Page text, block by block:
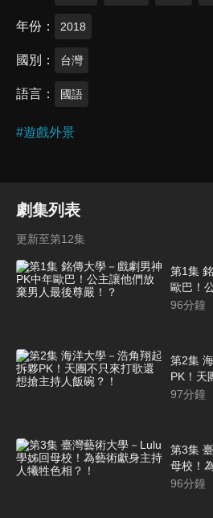
年份 2018
國別 台灣
語言 國語
#遊戲外景
劇集列表
更新至第12集
第1集
歐巴！
嚴！？
96分鐘
第2集
PK！天
飯碗？！
97分鐘
第3集
母校！
相？！
96分鐘